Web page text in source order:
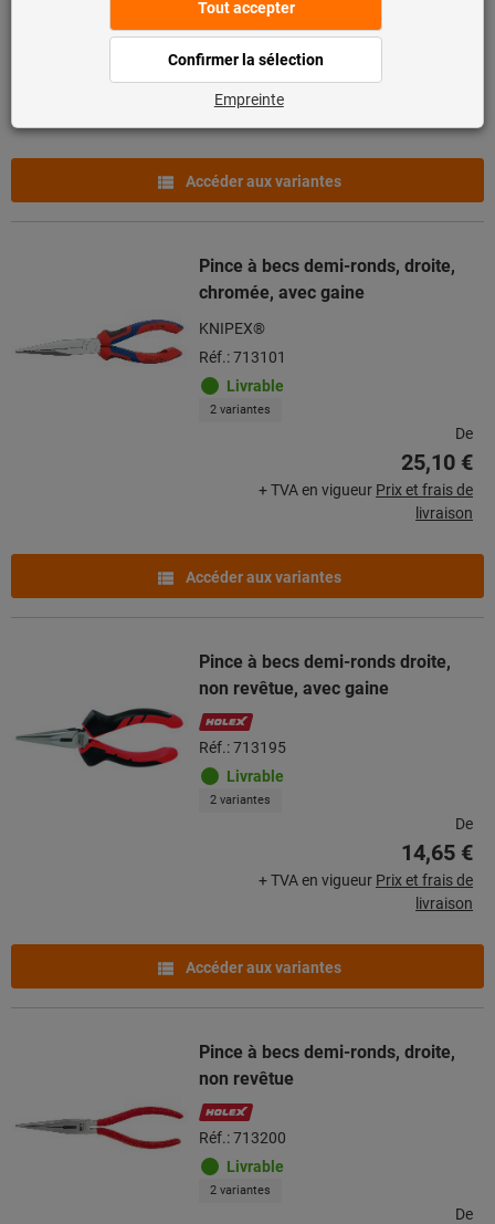
2 variantes
+ TVA en vigueur
Accéder aux variantes
Pince à becs demi-ronds, droite,
chromée, avec gaine
KNIPEX®
Réf.: 713101
Livrable
2 variantes
De
25,10 €
+ TVA en vigueur Prix et frais de
livraison
Accéder aux variantes
Pince à becs demi-ronds droite,
non revêtue, avec gaine
Réf.: 713195
Livrable
2 variantes
De
14,65 €
+ TVA en vigueur Prix et frais de
livraison
Accéder aux variantes
Pince à becs demi-ronds, droite,
non revêtue
Réf.: 713200
Livrable
2 variantes
De